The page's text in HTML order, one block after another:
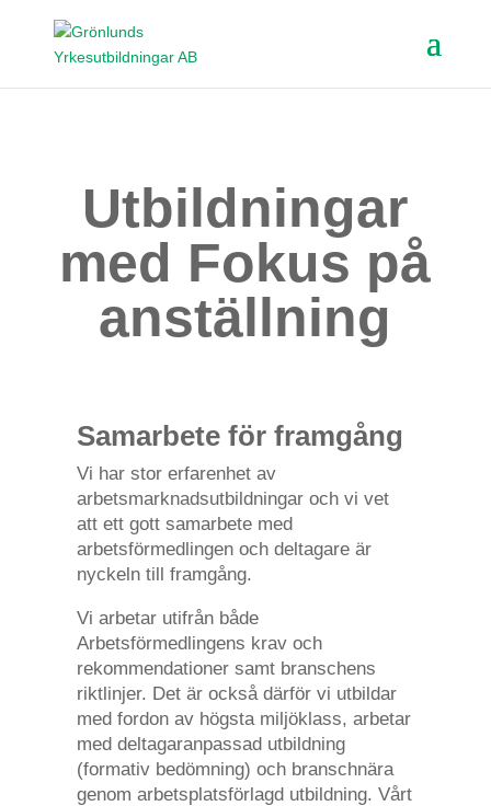
Utbildningar
med Fokus på
anställning
Samarbete för framgång
Vi har stor erfarenhet av
arbetsmarknadsutbildningar och vi vet
att ett gott samarbete med
arbetsförmedlingen och deltagare är
nyckeln till framgång.
Vi arbetar utifrån både
Arbetsförmedlingens krav och
rekommendationer samt branschens
riktlinjer. Det är också därför vi utbildar
med fordon av högsta miljöklass, arbetar
med deltagaranpassad utbildning
(formativ bedömning) och branschnära
genom arbetsplatsförlagd utbildning. Vårt